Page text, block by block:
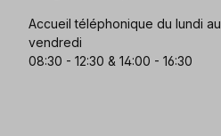
Accueil téléphonique du lundi au
vendredi
08:30 - 12:30 & 14:00 - 16:30